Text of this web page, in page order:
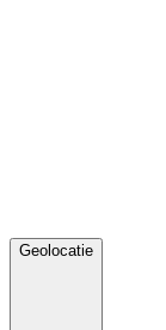
Geolocatie